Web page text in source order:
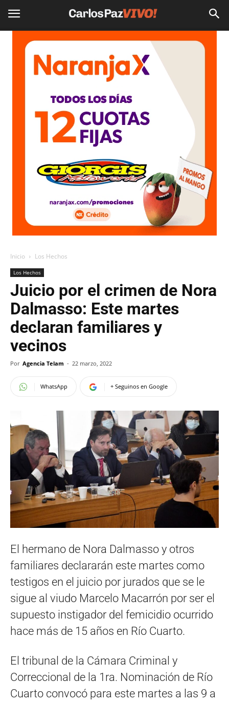
Inicio Los Hechos
Los Hechos
Juicio por el crimen de Nora
Dalmasso: Este martes
declaran familiares y
vecinos
Por Agencia Telam - 22 marzo, 2022
WhatsApp + Seguinos en Google
El hermano de Nora Dalmasso y otros
familiares declararán este martes como
testigos en el juicio por jurados que se le
sigue al viudo Marcelo Macarrón por ser el
supuesto instigador del femicidio ocurrido
hace más de 15 años en Río Cuarto.
El tribunal de la Cámara Criminal y
Correccional de la 1ra. Nominación de Río
Cuarto convocó para este martes a las 9 a